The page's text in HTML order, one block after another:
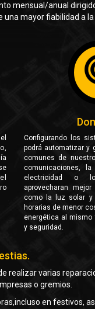
mensual/anual
mayor fiabilidad a
Configurando los
podrá automatizar y
comunes de
comunicaciones,
electricidad o
aprovecharan
como la luz solar y
horarias de menor
energética al
y seguridad.
realizar varias
o gremios.
en festivos,